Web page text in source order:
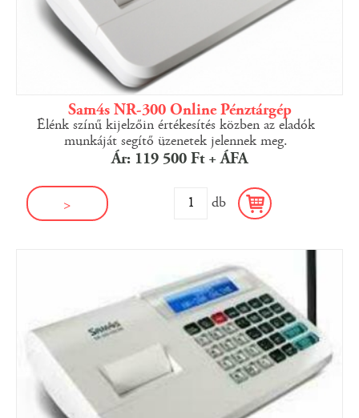
Sam4s NR-300 Online Pénztárgép
Élénk színű kijelzőin értékesítés közben az eladók
munkáját segítő üzenetek jelennek meg.
Ár: 119 500 Ft + ÁFA
> db